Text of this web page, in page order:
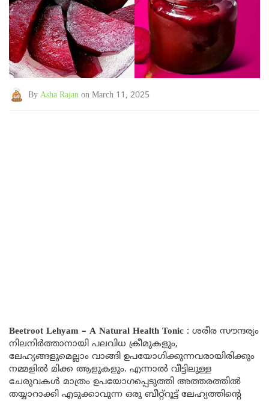
By Asha Rajan on March 11, 2025
Beetroot Lehyam – A Natural Health Tonic : ശരീര സൗന്ദര്യം
നിലനിർത്താനായി പലവിധ ക്രീമുകളും,
ലേഹ്യങ്ങളുമെല്ലാം വാങ്ങി ഉപയോഗിക്കുന്നവരായിരിക്കും
നമ്മളിൽ മിക്ക ആളുകളും. എന്നാൽ വീട്ടിലുള്ള
ചേരുവകൾ മാത്രം ഉപയോഗപ്പെടുത്തി അത്തരത്തിൽ
തയ്യാറാക്കി എടുക്കാവുന്ന ഒരു ബീറ്റ്റൂട്ട് ലേഹ്യത്തിന്റെ